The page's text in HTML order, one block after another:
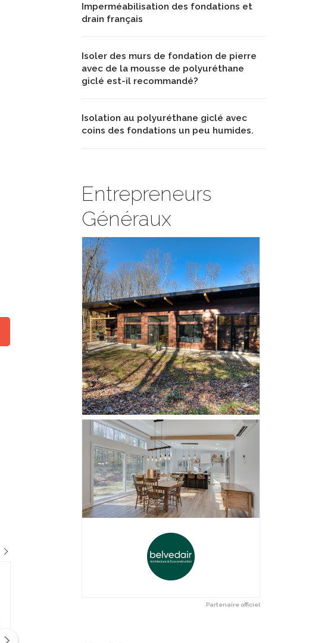
Imperméabilisation des fondations et
drain français
Isoler des murs de fondation de pierre
avec de la mousse de polyuréthane
giclé est-il recommandé?
Isolation au polyuréthane giclé avec
coins des fondations un peu humides.
Entrepreneurs
Généraux
Partenaire officiel